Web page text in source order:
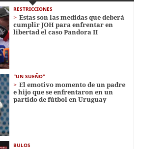
RESTRICCIONES
Estas son las medidas que deberá
cumplir JOH para enfrentar en
libertad el caso Pandora II
"UN SUEÑO"
El emotivo momento de un padre
e hijo que se enfrentaron en un
partido de fútbol en Uruguay
BULOS